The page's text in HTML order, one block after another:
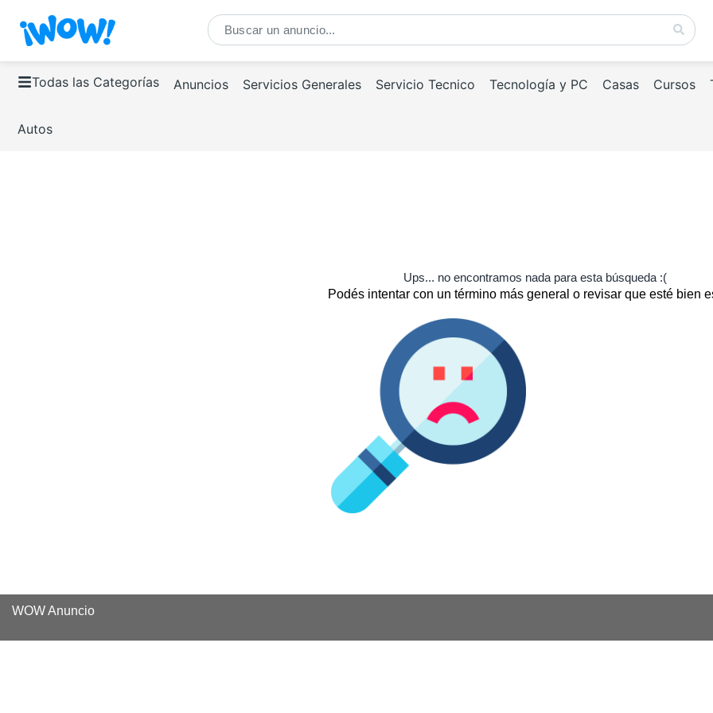
Todas las Categorías Anuncios Servicios Generales Servicio Tecnico Tecnología y PC Casas Cursos
Autos
Ups... no encontramos nada para esta búsqueda :(
Podés intentar con un término más general o revisar que esté bien
WOW Anuncio